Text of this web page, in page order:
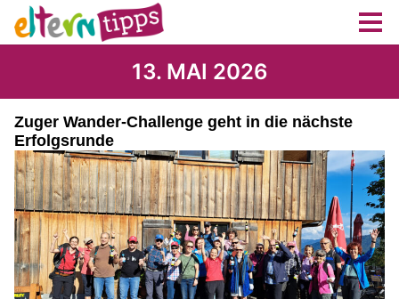
13. MAI 2026
Zuger Wander-Challenge geht in die nächste
Erfolgsrunde